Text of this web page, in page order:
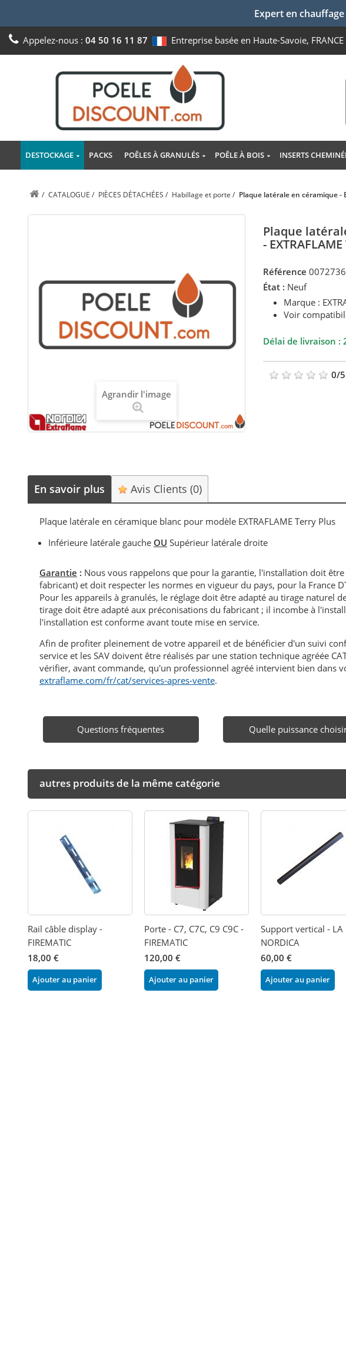
Expert en
Appelez-nous : 04 50 16 11 87 Entreprise basée en Haute-Savoie, FRANCE
DESTOCKAGE PACKS POÊLES À GRANULÉS POÊLE À BOIS INSERTS
/ CATALOGUE / PIÈCES DÉTACHÉES / Habillage et porte / Plaque latérale en céramique -
Agrandir l'image
Plaque
-
Référence
État : Neuf
Marque :
Voir
Délai de livraison :
0/5
En savoir plus Avis Clients(0)
Plaque latérale en céramique blanc pour modèle EXTRAFLAME Terry Plus
Inférieure latérale gauche OU Supérieur latérale droite
Garantie : Nous vous rappelons que pour la garantie, l'installation doit
fabricant) et doit respecter les normes en vigueur du pays, pour la France
Pour les appareils à granulés, le réglage doit être adapté au tirage naturel
tirage doit être adapté aux préconisations du fabricant ; il incombe à
l'installation est conforme avant toute mise en service.
Afin de profiter pleinement de votre appareil et de bénéficier d'un suivi
service et les SAV doivent être réalisés par une station technique agréée
vérifier, avant commande, qu'un professionnel agréé intervient bien dans
extraflame.com/fr/cat/services-apres-vente.
Questions fréquentes Quelle puissance
autres produits de la même catégorie
Rail câble display -
FIREMATIC
18,00 €
Ajouter au panier
Porte - C7, C7C, C9 C9C -
FIREMATIC
120,00 €
Ajouter au panier
Support vertical - LA
NORDICA
60,00 €
Ajouter au panier